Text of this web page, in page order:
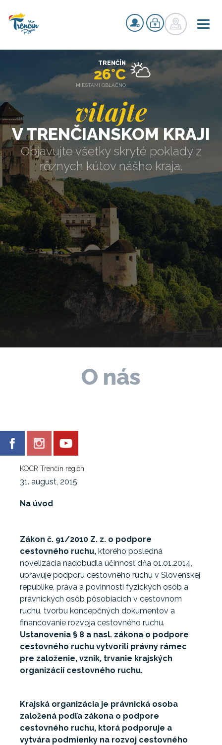
vitajte
V TRENČIANSKOM KRAJI
Objavujte všetky skryté poklady z
rôznych kútov nášho kraja.
TRENČÍN
26°C
MIESTAMI OBLAČNO
O nás
KOCR Trenčín región
31. august, 2015
Na úvod
Zákon č. 91/2010 Z. z. o podpore
cestovného ruchu, ktorého posledná
novelizácia nadobudla účinnosť dňa 01.01.2014,
upravuje podporu cestovného ruchu v Slovenskej
republike, práva a povinnosti fyzických osôb a
právnických osôb pôsobiacich v cestovnom
ruchu, tvorbu koncepčných dokumentov a
financovanie rozvoja cestovného ruchu.
Ustanovenia § 8 a nasl. zákona o podpore
cestovného ruchu vytvorili právny rámec
pre založenie, vznik, trvanie krajských
organizácií cestovného ruchu.
Krajská organizácia je právnická osoba
založená podľa zákona o podpore
cestovného ruchu, ktorá podporuje a
vytvára podmienky na rozvoj cestovného